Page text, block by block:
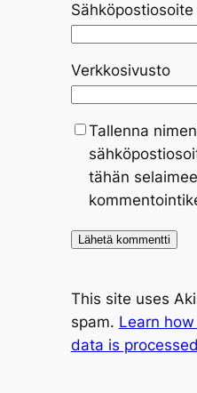
Sähköpostiosoite
Verkkosivusto
Tallenna
tähän
This site uses
spam. Learn
data is